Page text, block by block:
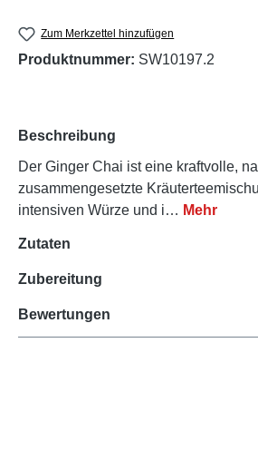
Zum Merkzettel hinzufügen
Produktnummer: SW10197.2
Beschreibung
Der Ginger Chai ist eine kraftvolle,
zusammengesetzte
intensiven Würze und i… Mehr
Zutaten
Zubereitung
Bewertungen